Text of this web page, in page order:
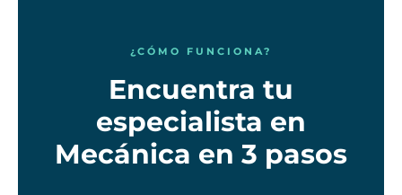
¿CÓMO FUNCIONA?
Encuentra tu
especialista en
Mecánica en 3 pasos